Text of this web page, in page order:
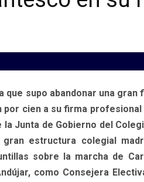
que supo abandonar una
por cien a su firma
Junta de Gobierno del
estructura colegial
sobre la marcha de
como Consejera